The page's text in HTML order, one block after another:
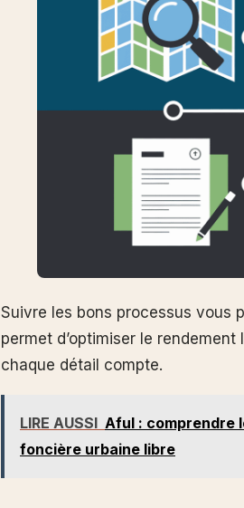
Suivre les bons processus vous
permet d’optimiser le
chaque détail compte.
LIRE AUSSI Aful : comprendre
foncière urbaine libre